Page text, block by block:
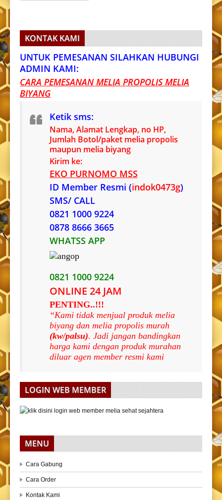
KONTAK KAMI
UNTUK PEMESANAN SILAHKAN HUBUNGI
ADMIN KAMI:
CARA PEMESANAN MELIA PROPOLIS MELIA
BIYANG
Ketik sms:
Nama, Alamat Lengkap, no HP,
Jumlah Botol/paket melia propolis
maupun melia biyang
Kirim ke:
EKO PURNOMO MSS
ID Member Resmi (indok0473g)
SMS/ CALL
0821 1000 9224
0878 8666 3665
WHATSS APP
0821 1000 9224
ONLINE 24 JAM
PENTING..!!!
“Kami tidak menjual produk melia
biyang dan melia propolis murah
(kw/palsu). Jadi jangan bandingkan
harga kami dengan produk murahan
diluar agen member resmi kami
LOGIN WEB MEMBER
MENU
Cara Gabung
Cara Order
Kontak Kami